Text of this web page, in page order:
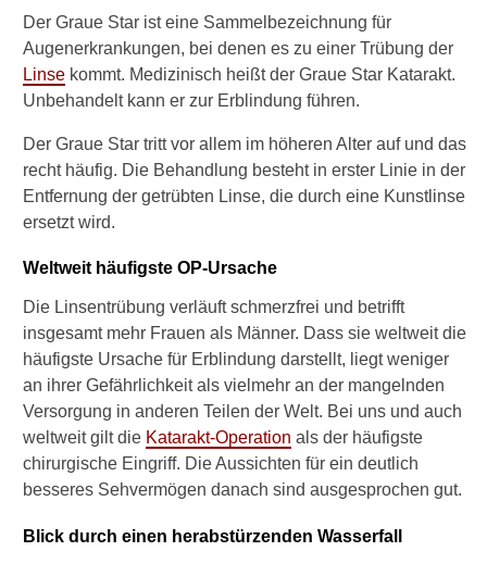
Der Graue Star ist eine Sammelbezeichnung für
Augenerkrankungen, bei denen es zu einer Trübung der
Linse kommt. Medizinisch heißt der Graue Star Katarakt.
Unbehandelt kann er zur Erblindung führen.
Der Graue Star tritt vor allem im höheren Alter auf und das
recht häufig. Die Behandlung besteht in erster Linie in der
Entfernung der getrübten Linse, die durch eine Kunstlinse
ersetzt wird.
Weltweit häufigste OP-Ursache
Die Linsentrübung verläuft schmerzfrei und betrifft
insgesamt mehr Frauen als Männer. Dass sie weltweit die
häufigste Ursache für Erblindung darstellt, liegt weniger
an ihrer Gefährlichkeit als vielmehr an der mangelnden
Versorgung in anderen Teilen der Welt. Bei uns und auch
weltweit gilt die Katarakt-Operation als der häufigste
chirurgische Eingriff. Die Aussichten für ein deutlich
besseres Sehvermögen danach sind ausgesprochen gut.
Blick durch einen herabstürzenden Wasserfall
Spüren der Kunstlinse
Haltbarkeit der Kunstlinse
Nachstar
Nachstar-Behandlung
Operation
I
n
w
e
l
c
h
e
A